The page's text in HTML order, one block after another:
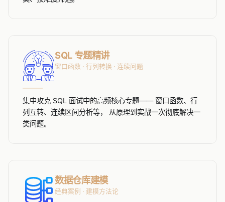
SQL 专题精讲
窗口函数 · 行列转换 · 连续问题
集中攻克 SQL 面试中的高频核心专题—— 窗口函数、行
列互转、连续区间分析等， 从原理到实战一次彻底解决一
类问题。
数据仓库建模
经典案例 · 建模方法论